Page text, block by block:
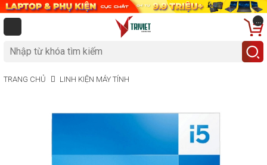
...
TRANG CHỦ LINH KIỆN MÁY TÍNH